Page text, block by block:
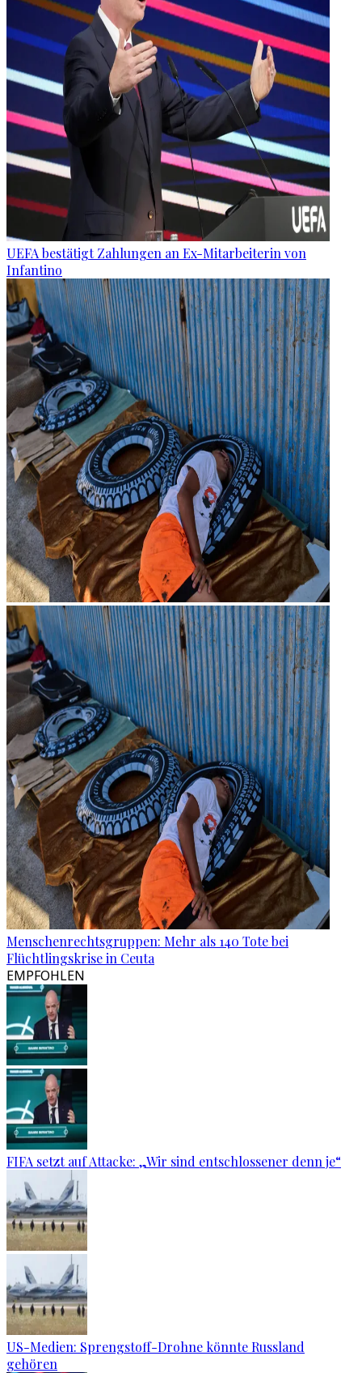
UEFA bestätigt Zahlungen an Ex-Mitarbeiterin von
Infantino
Menschenrechtsgruppen: Mehr als 140 Tote bei
Flüchtlingskrise in Ceuta
EMPFOHLEN
FIFA setzt auf Attacke: „Wir sind entschlossener denn je“
US-Medien: Sprengstoff-Drohne könnte Russland
gehören